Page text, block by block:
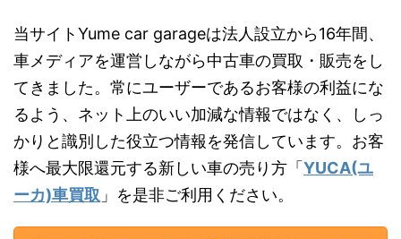
当サイトYume car garageは法人設立から16年間、
車メディアを運営しながら中古車の買取・販売をし
てきました。常にユーザーであるお客様の利益にな
るよう、ネット上のいい加減な情報ではなく、しっ
かりと識別した役立つ情報を発信しています。お客
様へ最大限還元する新しい車の売り方「 YUCA(ユ
ーカ)車買取 」を是非ご利用ください。